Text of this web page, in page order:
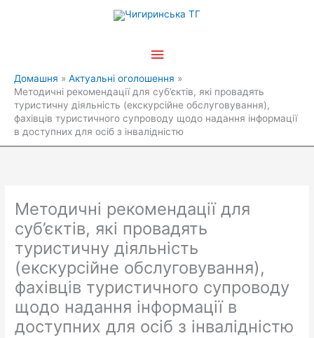
Головне
Домашня
Актуальні оголошення
Методичні рекомендації для суб’єктів, які провадять
туристичну діяльність (екскурсійне обслуговування),
фахівців туристичного супроводу щодо надання інформації
в доступних для осіб з інвалідністю
Методичні рекомендації для
суб’єктів, які провадять
туристичну діяльність
(екскурсійне обслуговування),
фахівців туристичного супроводу
щодо надання інформації в
доступних для осіб з інвалідністю